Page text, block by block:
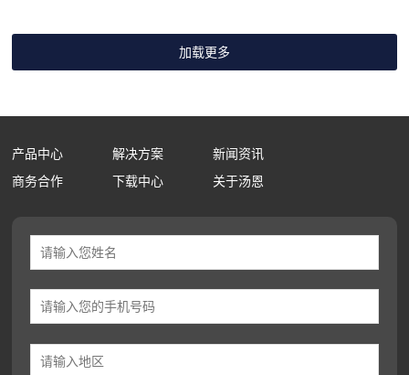
产品中心 解决方案
新闻资讯
商务合作
下载中心 关于汤恩